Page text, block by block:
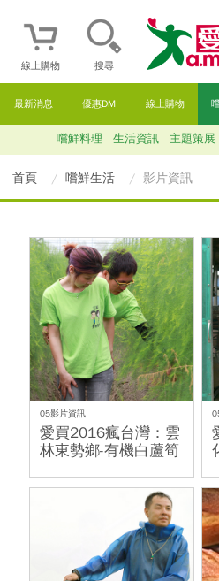
線上購物 搜尋
最新消息 優惠DM 線上購物
嚐鮮料理 生活資訊 主題策展
首頁 嚐鮮生活 影片資訊
05影片資訊
愛買2016瘋台灣：雲
林東勢鄉-有機白蘆筍